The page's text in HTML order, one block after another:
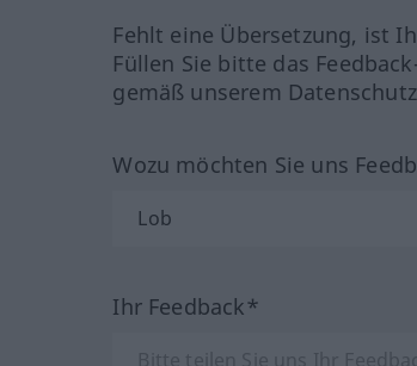
Fehlt eine Übersetzung, ist
Füllen Sie bitte das
gemäß unserem
Wozu möchten Sie uns
Ihr Feedback*